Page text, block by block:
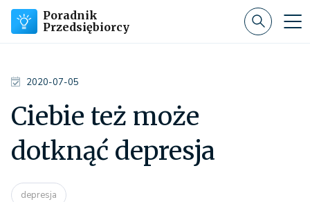
Poradnik
Przedsiębiorcy
2020-07-05
Ciebie też może
dotknąć depresja
depresja